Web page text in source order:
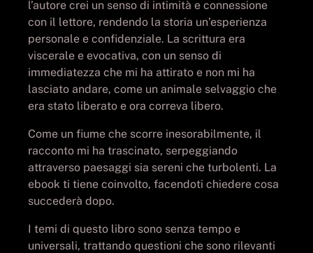
l’autore crei un senso di intimità e connessione
con il lettore, rendendo la storia un’esperienza
personale e confidenziale. La scrittura era
viscerale e evocativa, con un senso di
immediatezza che mi ha attirato e non mi ha
lasciato andare, come un animale selvaggio che
era stato liberato e ora correva libero.
Come un fiume che scorre inesorabilmente, il
racconto mi ha trascinato, serpeggiando
attraverso paesaggi sia sereni che turbolenti. La
ebook ti tiene coinvolto, facendoti chiedere cosa
succederà dopo.
I temi di questo libro sono senza tempo e
universali, trattando questioni che sono rilevanti